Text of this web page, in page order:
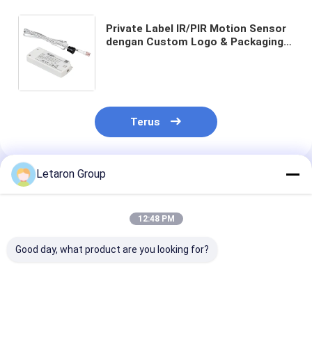
Private Label IR/PIR Motion Sensor
dengan Custom Logo & Packaging
Terus
Rekomendasi Produk
Letaron Group
12:48 PM
Good day, what product are you looking for?